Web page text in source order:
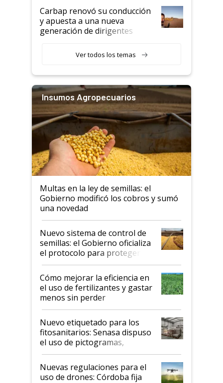
Carbap renovó su conducción
y apuesta a una nueva
generación de dirigentes
Ver todos los temas
Insumos Agropecuarios
Multas en la ley de semillas: el
Gobierno modificó los cobros y sumó
una novedad
Nuevo sistema de control de
semillas: el Gobierno oficializa
el protocolo para proteger la
propiedad intelectual
Cómo mejorar la eficiencia en
el uso de fertilizantes y gastar
menos sin perder
productividad en la campaña
fina
Nuevo etiquetado para los
fitosanitarios: Senasa dispuso
el uso de pictogramas,
palabras de advertencia e
indicaciones
Nuevas regulaciones para el
uso de drones: Córdoba fija